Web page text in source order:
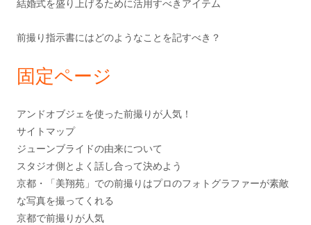
結婚式を盛り上げるために活用すべきアイテム
前撮り指示書にはどのようなことを記すべき？
固定ページ
アンドオブジェを使った前撮りが人気！
サイトマップ
ジューンブライドの由来について
スタジオ側とよく話し合って決めよう
京都・「美翔苑」での前撮りはプロのフォトグラファーが素敵
な写真を撮ってくれる
京都で前撮りが人気